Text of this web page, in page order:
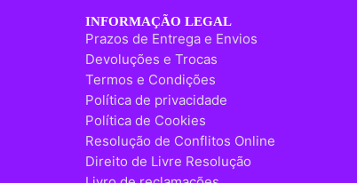
INFORMAÇÃO LEGAL
Prazos de Entrega e Envios
Devoluções e Trocas
Termos e Condições
Política de privacidade
Política de Cookies
Resolução de Conflitos Online
Direito de Livre Resolução